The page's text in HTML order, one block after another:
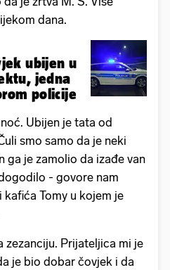
dana.
ubijen u
jedna
policije
Ubijen je tata od
smo samo da je neki
ga je zamolio da izađe van
- govore nam
Tomy u kojem je
zezanciju. Prijateljica mi je
je bio dobar čovjek i da